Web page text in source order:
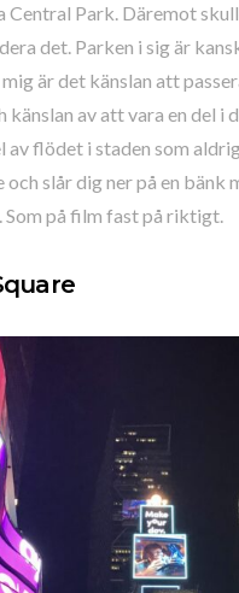
Central Park. Däremot
det. Parken i sig är
är det känslan att
känslan av att vara en del i
av flödet i staden som
slår dig ner på en bänk
Som på film fast på riktigt.